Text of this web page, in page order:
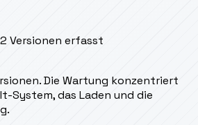
2 Versionen erfasst
Die Wartung konzentriert
System, das Laden und die